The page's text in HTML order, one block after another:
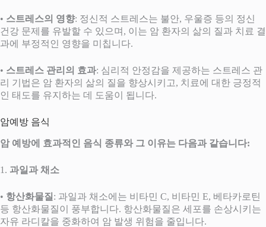
• 스트레스의 영향: 정신적 스트레스는 불안, 우울증 등의 정신
건강 문제를 유발할 수 있으며, 이는 암 환자의 삶의 질과 치료 결
과에 부정적인 영향을 미칩니다.
• 스트레스 관리의 효과: 심리적 안정감을 제공하는 스트레스 관
리 기법은 암 환자의 삶의 질을 향상시키고, 치료에 대한 긍정적
인 태도를 유지하는 데 도움이 됩니다.
암예방 음식
암 예방에 효과적인 음식 종류와 그 이유는 다음과 같습니다:
1. 과일과 채소
• 항산화물질 : 과일과 채소에는 비타민 C, 비타민 E, 베타카로틴
등 항산화물질이 풍부합니다. 항산화물질은 세포를 손상시키는
자유 라디칼을 중화하여 암 발생 위험을 줄입니다.